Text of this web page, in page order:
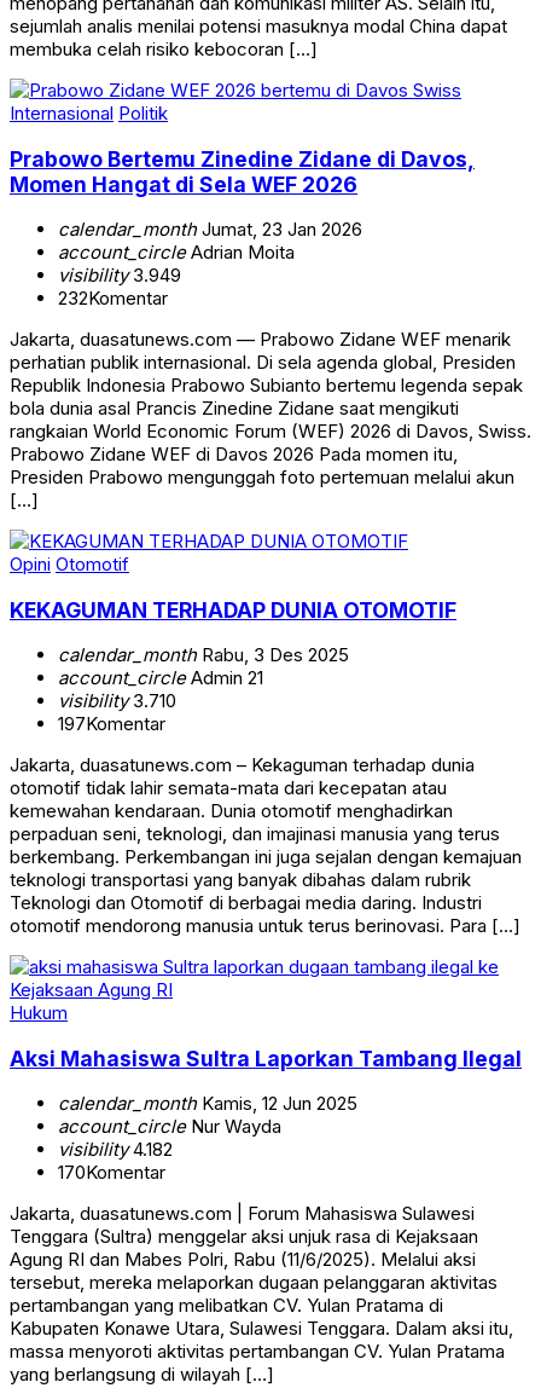
sejumlah analis menilai potensi masuknya modal China dapat
membuka celah risiko kebocoran […]
Internasional Politik
Prabowo Bertemu Zinedine Zidane di Davos,
Momen Hangat di Sela WEF 2026
calendar_monthJumat, 23 Jan 2026
account_circleAdrian Moita
visibility3.949
232Komentar
Jakarta, duasatunews.com — Prabowo Zidane WEF menarik
perhatian publik internasional. Di sela agenda global, Presiden
Republik Indonesia Prabowo Subianto bertemu legenda sepak
bola dunia asal Prancis Zinedine Zidane saat mengikuti
rangkaian World Economic Forum (WEF) 2026 di Davos, Swiss.
Prabowo Zidane WEF di Davos 2026 Pada momen itu,
Presiden Prabowo mengunggah foto pertemuan melalui akun
[…]
Opini Otomotif
KEKAGUMAN TERHADAP DUNIA OTOMOTIF
calendar_monthRabu, 3 Des 2025
account_circleAdmin 21
visibility3.710
197Komentar
Jakarta, duasatunews.com – Kekaguman terhadap dunia
otomotif tidak lahir semata-mata dari kecepatan atau
kemewahan kendaraan. Dunia otomotif menghadirkan
perpaduan seni, teknologi, dan imajinasi manusia yang terus
berkembang. Perkembangan ini juga sejalan dengan kemajuan
teknologi transportasi yang banyak dibahas dalam rubrik
Teknologi dan Otomotif di berbagai media daring. Industri
otomotif mendorong manusia untuk terus berinovasi. Para […]
Hukum
Aksi Mahasiswa Sultra Laporkan Tambang Ilegal
calendar_monthKamis, 12 Jun 2025
account_circleNur Wayda
visibility4.182
170Komentar
Jakarta, duasatunews.com | Forum Mahasiswa Sulawesi
Tenggara (Sultra) menggelar aksi unjuk rasa di Kejaksaan
Agung RI dan Mabes Polri, Rabu (11/6/2025). Melalui aksi
tersebut, mereka melaporkan dugaan pelanggaran aktivitas
pertambangan yang melibatkan CV. Yulan Pratama di
Kabupaten Konawe Utara, Sulawesi Tenggara. Dalam aksi itu,
massa menyoroti aktivitas pertambangan CV. Yulan Pratama
yang berlangsung di wilayah […]